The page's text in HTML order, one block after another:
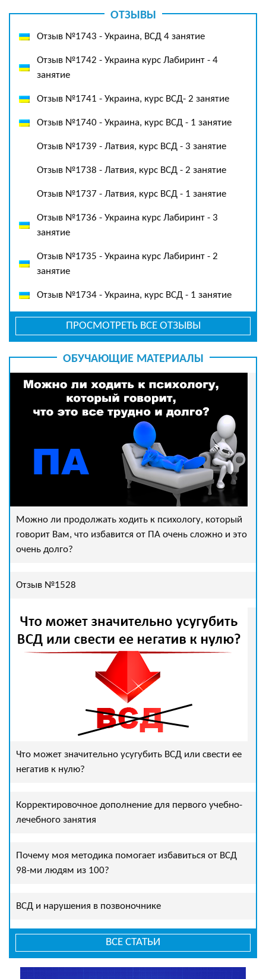
ОТЗЫВЫ
Отзыв №1743 - Украина, ВСД 4 занятие
Отзыв №1742 - Украина курс Лабиринт - 4
занятие
Отзыв №1741 - Украина, курс ВСД- 2 занятие
Отзыв №1740 - Украина, курс ВСД - 1 занятие
Отзыв №1739 - Латвия, курс ВСД - 3 занятие
Отзыв №1738 - Латвия, курс ВСД - 2 занятие
Отзыв №1737 - Латвия, курс ВСД - 1 занятие
Отзыв №1736 - Украина курс Лабиринт - 3
занятие
Отзыв №1735 - Украина курс Лабиринт - 2
занятие
Отзыв №1734 - Украина, курс ВСД - 1 занятие
ПРОСМОТРЕТЬ ВСЕ ОТЗЫВЫ
ОБУЧАЮЩИЕ МАТЕРИАЛЫ
Можно ли продолжать ходить к психологу, который
говорит Вам, что избавится от ПА очень сложно и это
очень долго?
Отзыв №1528
Что может значительно усугубить ВСД или свести ее
негатив к нулю?
Корректировочное дополнение для первого учебно-
лечебного занятия
Почему моя методика помогает избавиться от ВСД
98-ми людям из 100?
ВСД и нарушения в позвоночнике
ВСЕ СТАТЬИ